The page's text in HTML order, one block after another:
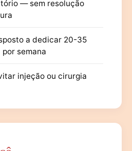
— sem resolução
a dedicar 20-35
por semana
injeção ou cirurgia